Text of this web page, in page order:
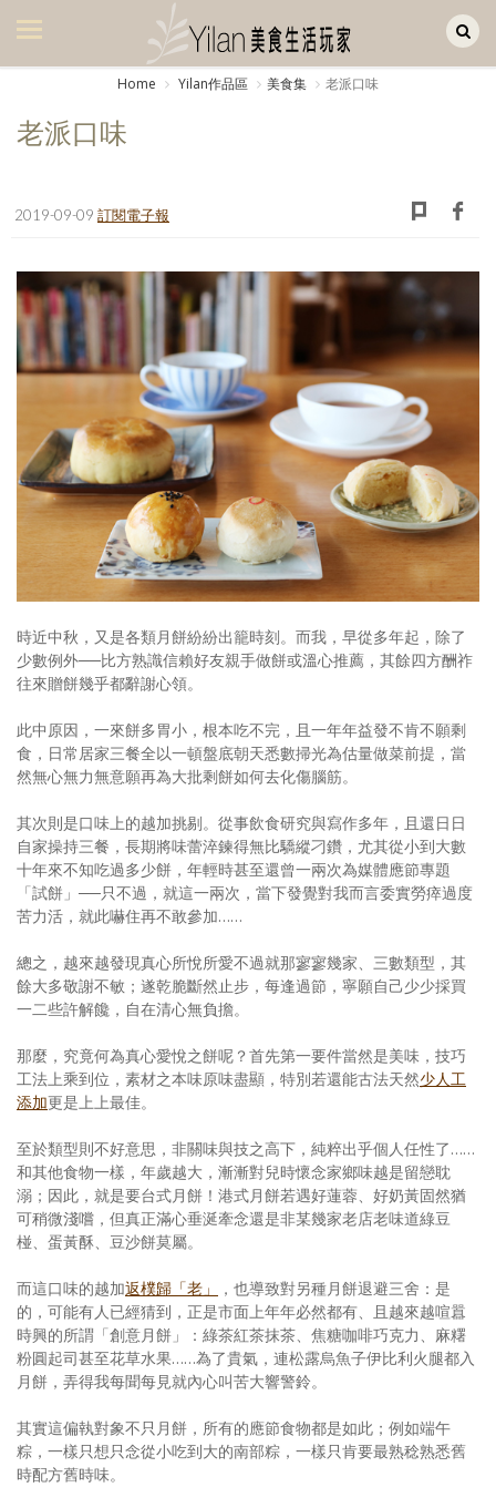
美食集
生活風
書房集
日記簿
餐桌週記
享樂隨手拍
照相簿
影音區
歷史區
個人著作
媒體報導一覽
合作與代言
訂閱電子報
Home Yilan作品區 美食集 老派口味
老派口味
2019-09-09 訂閱電子報
時近中秋，又是各類月餅紛紛出籠時刻。而我，早從多年起，除了
少數例外──比方熟識信賴好友親手做餅或溫心推薦，其餘四方酬祚
往來贈餅幾乎都辭謝心領。
此中原因，一來餅多胃小，根本吃不完，且一年年益發不肯不願剩
食，日常居家三餐全以一頓盤底朝天悉數掃光為估量做菜前提，當
然無心無力無意願再為大批剩餅如何去化傷腦筋。
其次則是口味上的越加挑剔。從事飲食研究與寫作多年，且還日日
自家操持三餐，長期將味蕾淬鍊得無比驕縱刁鑽，尤其從小到大數
十年來不知吃過多少餅，年輕時甚至還曾一兩次為媒體應節專題
「試餅」──只不過，就這一兩次，當下發覺對我而言委實勞瘁過度
苦力活，就此嚇住再不敢參加……
總之，越來越發現真心所悅所愛不過就那寥寥幾家、三數類型，其
餘大多敬謝不敏；遂乾脆斷然止步，每逢過節，寧願自己少少採買
一二些許解饞，自在清心無負擔。
那麼，究竟何為真心愛悅之餅呢？首先第一要件當然是美味，技巧
工法上乘到位，素材之本味原味盡顯，特別若還能古法天然少人工
添加更是上上最佳。
至於類型則不好意思，非關味與技之高下，純粹出乎個人任性了……
和其他食物一樣，年歲越大，漸漸對兒時懷念家鄉味越是留戀耽
溺；因此，就是要台式月餅！港式月餅若遇好蓮蓉、好奶黃固然猶
可稍微淺嚐，但真正滿心垂涎牽念還是非某幾家老店老味道綠豆
椪、蛋黃酥、豆沙餅莫屬。
而這口味的越加返樸歸「老」
，也導致對另種月餅退避三舍：是
的，可能有人已經猜到，正是市面上年年必然都有、且越來越喧囂
時興的所謂「創意月餅」：綠茶紅茶抹茶、焦糖咖啡巧克力、麻糬
粉圓起司甚至花草水果……為了貴氣，連松露烏魚子伊比利火腿都入
月餅，弄得我每聞每見就內心叫苦大響警鈴。
其實這偏執對象不只月餅，所有的應節食物都是如此；例如端午
粽，一樣只想只念從小吃到大的南部粽，一樣只肯要最熟稔熟悉舊
時配方舊時味。